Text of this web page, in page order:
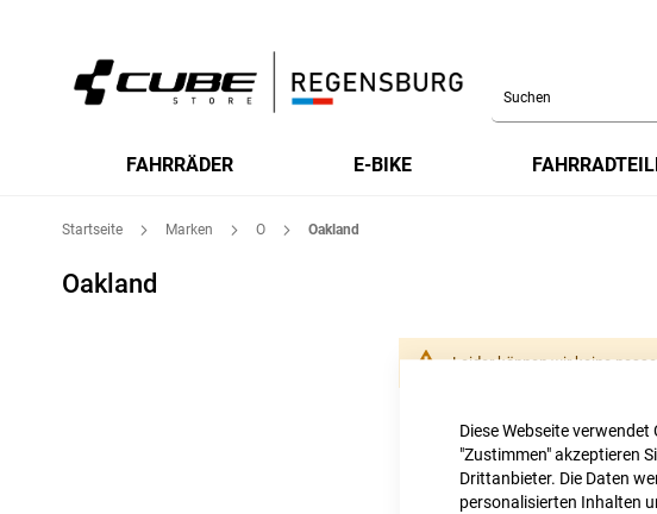
Diese Webseite
"Zustimmen" akzeptieren
Drittanbieter. Die Daten
personalisierten Inhalten
Search
FAHRRÄDER E-BIKE
Startseite Marken O Oakland
Oakland
Leider können wir keine